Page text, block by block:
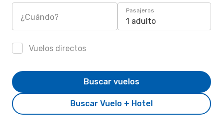
¿Cuándo?
Pasajeros
1 adulto
Vuelos directos
Buscar Vuelo + Hotel
Buscar vuelos